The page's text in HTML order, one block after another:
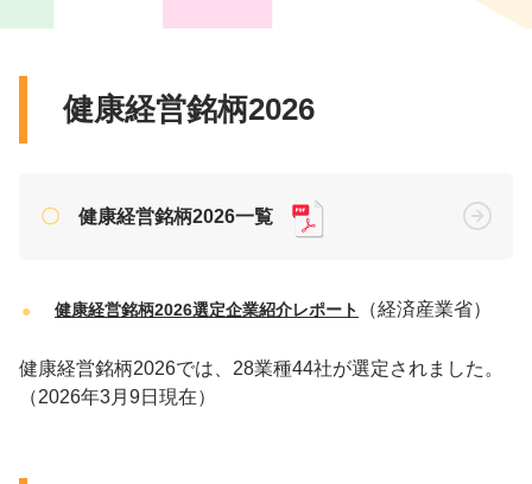
健康経営銘柄2026
健康経営銘柄2026一覧
健康経営銘柄2026選定企業紹介レポート （経済産業省）
健康経営銘柄2026では、28業種44社が選定されました。
（2026年3月9日現在）